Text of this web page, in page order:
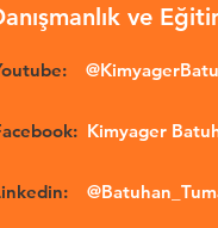
ve
Kimyager